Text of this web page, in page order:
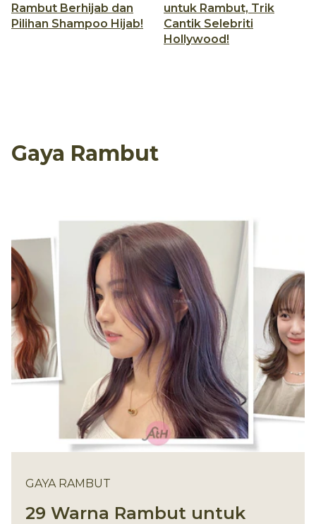
Rambut Berhijab dan
Pilihan Shampoo Hijab!
untuk Rambut, Trik
Cantik Selebriti
Hollywood!
Gaya Rambut
GAYA RAMBUT
29 Warna Rambut untuk